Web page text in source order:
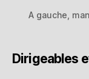
A gauche,
Dirigeables